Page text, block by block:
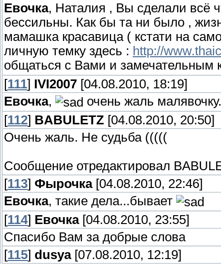
Евочка, Наталия , Вы сделали всё
бессильны. Как бы та ни было ,
мамашка красавица ( кстати на
личную темку здесь : http://
общаться с Вами и замечательным
[111] IVI2007 [04.08.2010, 18:19]
Евочка,
очень жаль
[112] BABULETZ [04.08.2010, 20:50]
Очень жаль. Не судьба (((((
Сообщение отредактировал
[113] Фырочка[04.08.2010, 22:46]
Евочка, такие дела...бывает
[114] Евочка[04.08.2010, 23:55]
Спасибо Вам за добрые слова
[115] dusya[07.08.2010, 12:19]